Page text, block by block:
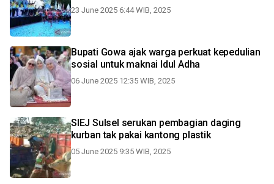
23 June 2025 6:44 WIB, 2025
Bupati Gowa ajak warga perkuat kepedulian
sosial untuk maknai Idul Adha
06 June 2025 12:35 WIB, 2025
SIEJ Sulsel serukan pembagian daging
kurban tak pakai kantong plastik
05 June 2025 9:35 WIB, 2025